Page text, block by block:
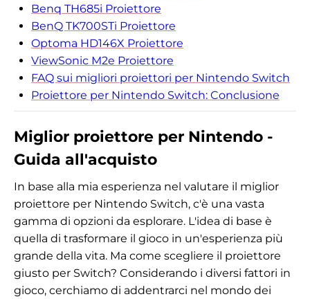
Benq TH685i Proiettore
BenQ TK700STi Proiettore
Optoma HD146X Proiettore
ViewSonic M2e Proiettore
FAQ sui migliori proiettori per Nintendo Switch
Proiettore per Nintendo Switch: Conclusione
Miglior proiettore per Nintendo -
Guida all'acquisto
In base alla mia esperienza nel valutare il miglior
proiettore per Nintendo Switch, c'è una vasta
gamma di opzioni da esplorare. L'idea di base è
quella di trasformare il gioco in un'esperienza più
grande della vita. Ma come scegliere il proiettore
giusto per Switch? Considerando i diversi fattori in
gioco, cerchiamo di addentrarci nel mondo dei